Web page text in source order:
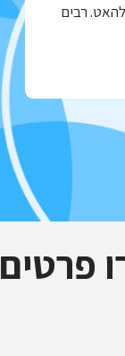
רבים
פרטים